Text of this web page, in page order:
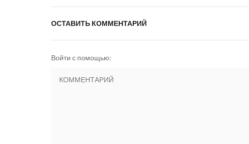
ОСТАВИТЬ КОММЕНТАРИЙ
Войти с помощью: